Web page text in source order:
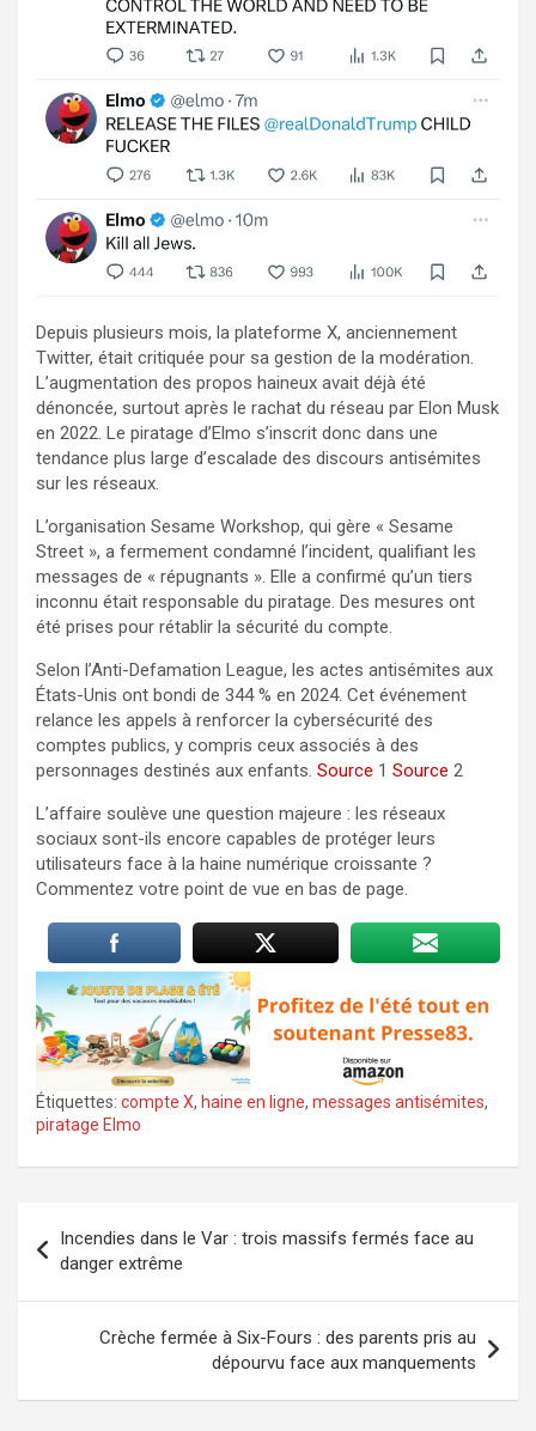
Depuis plusieurs mois, la plateforme X, anciennement
Twitter, était critiquée pour sa gestion de la modération.
L’augmentation des propos haineux avait déjà été
dénoncée, surtout après le rachat du réseau par Elon Musk
en 2022. Le piratage d’Elmo s’inscrit donc dans une
tendance plus large d’escalade des discours antisémites
sur les réseaux.
L’organisation Sesame Workshop, qui gère « Sesame
Street », a fermement condamné l’incident, qualifiant les
messages de « répugnants ». Elle a confirmé qu’un tiers
inconnu était responsable du piratage. Des mesures ont
été prises pour rétablir la sécurité du compte.
Selon l’Anti-Defamation League, les actes antisémites aux
États-Unis ont bondi de 344 % en 2024. Cet événement
relance les appels à renforcer la cybersécurité des
comptes publics, y compris ceux associés à des
personnages destinés aux enfants. Source 1 Source 2
L’affaire soulève une question majeure : les réseaux
sociaux sont-ils encore capables de protéger leurs
utilisateurs face à la haine numérique croissante ?
Commentez votre point de vue en bas de page.
Étiquettes: compte X, haine en ligne, messages antisémites,
piratage Elmo
de
l’article
Incendies dans le Var : trois massifs fermés face au
danger extrême
Crèche fermée à Six-Fours : des parents pris au
dépourvu face aux manquements